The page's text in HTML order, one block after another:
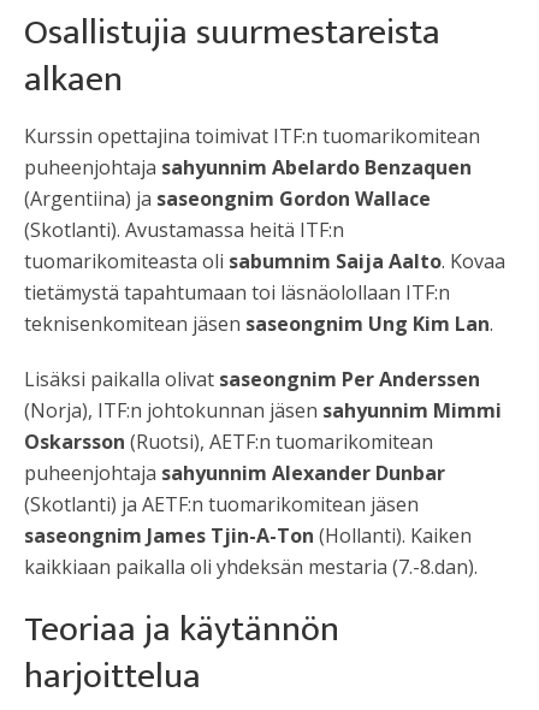
Osallistujia suurmestareista
alkaen
Kurssin opettajina toimivat ITF:n tuomarikomitean
puheenjohtaja sahyunnim Abelardo Benzaquen
(Argentiina) ja saseongnim Gordon Wallace
(Skotlanti). Avustamassa heitä ITF:n
tuomarikomiteasta oli sabumnim Saija Aalto. Kovaa
tietämystä tapahtumaan toi läsnäolollaan ITF:n
teknisenkomitean jäsen saseongnim Ung Kim Lan.
Lisäksi paikalla olivat saseongnim Per Anderssen
(Norja), ITF:n johtokunnan jäsen sahyunnim Mimmi
Oskarsson (Ruotsi), AETF:n tuomarikomitean
puheenjohtaja sahyunnim Alexander Dunbar
(Skotlanti) ja AETF:n tuomarikomitean jäsen
saseongnim James Tjin-A-Ton (Hollanti). Kaiken
kaikkiaan paikalla oli yhdeksän mestaria (7.-8.dan).
Teoriaa ja käytännön
harjoittelua